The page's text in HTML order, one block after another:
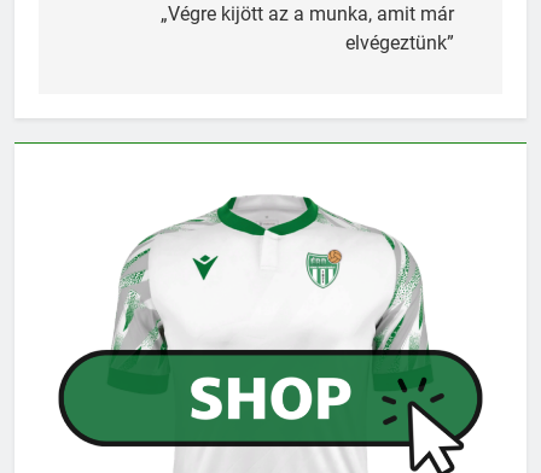
navigáció„Végre kijött az a munka, amit már
elvégeztünk”